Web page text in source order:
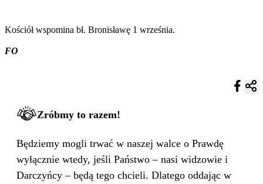
Kościół wspomina bł. Bronisławę 1 września.
FO
Zróbmy to razem!
Będziemy mogli trwać w naszej walce o Prawdę
wyłącznie wtedy, jeśli Państwo – nasi widzowie i
Darczyńcy – będą tego chcieli. Dlatego oddając w